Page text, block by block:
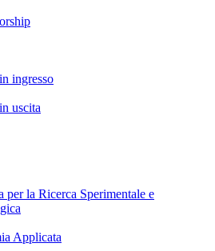
ingresso
uscita
per la Ricerca Sperimentale e
Applicata